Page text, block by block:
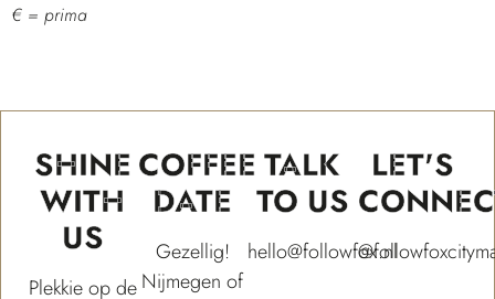
€ = prima
SHINE
WITH
US
Plekkie op de
COFFEE
DATE
Gezellig!
Nijmegen of
TALK
TO US
hello@followfox.nl
LET'S